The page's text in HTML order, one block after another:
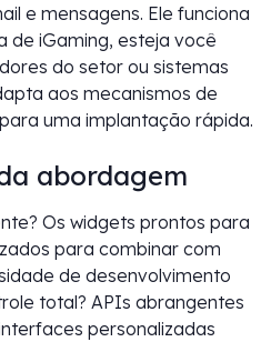
e mensagens. Ele funciona
de iGaming, esteja você
do setor ou sistemas
aos mecanismos de
uma implantação rápida.
abordagem
Os widgets prontos para
para combinar com
de desenvolvimento
total? APIs abrangentes
personalizadas